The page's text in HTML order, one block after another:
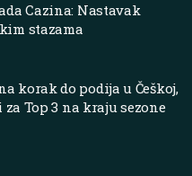
Cazina: Nastavak
stazama
korak do podija u Češkoj,
Top 3 na kraju sezone